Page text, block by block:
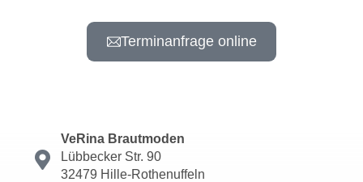
Terminanfrage online
VeRina Brautmoden
Lübbecker Str. 90
32479 Hille-Rothenuffeln